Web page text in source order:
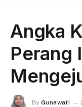
Angka
Perang
By Gunawati